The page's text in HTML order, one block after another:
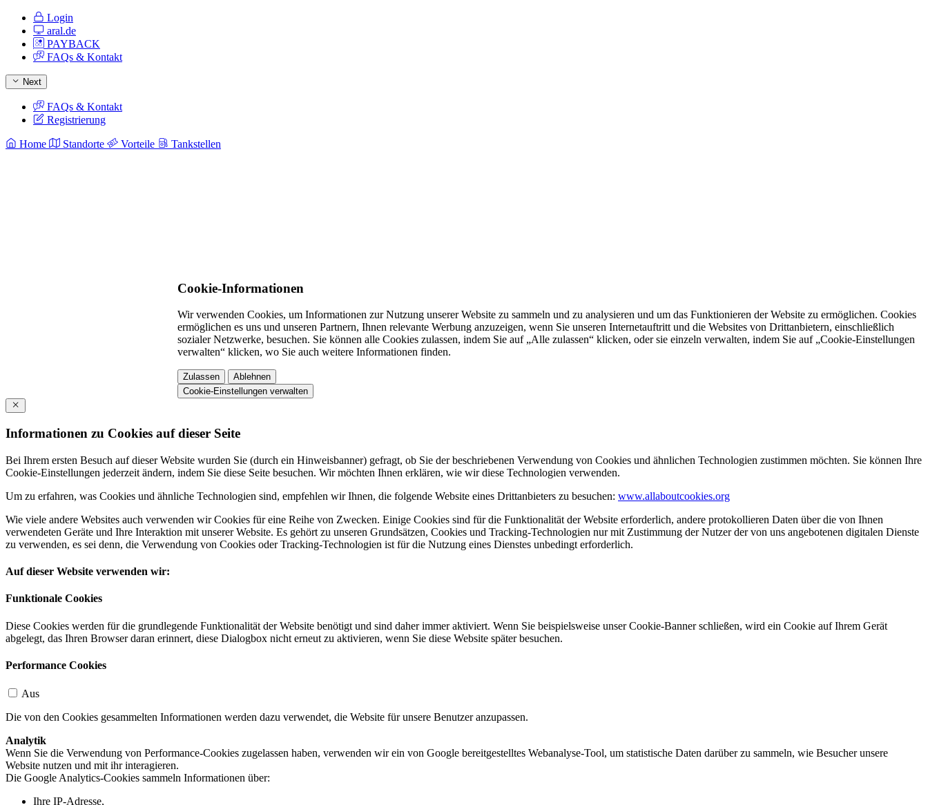
Login
aral.de
PAYBACK
FAQs & Kontakt
Next
FAQs & Kontakt
Registrierung
Home Standorte Vorteile Tankstellen
Cookie-Informationen
Wir verwenden Cookies, um Informationen zur Nutzung unserer Website zu sammeln und zu analysieren und um das Funktionieren der Website zu ermöglichen. Cookies
ermöglichen es uns und unseren Partnern, Ihnen relevante Werbung anzuzeigen, wenn Sie unseren Internetauftritt und die Websites von Drittanbietern, einschließlich
sozialer Netzwerke, besuchen. Sie können alle Cookies zulassen, indem Sie auf „Alle zulassen“ klicken, oder sie einzeln verwalten, indem Sie auf „Cookie-Einstellungen
verwalten“ klicken, wo Sie auch weitere Informationen finden.
Zulassen
Ablehnen
Cookie-Einstellungen verwalten
Informationen zu Cookies auf dieser Seite
Bei Ihrem ersten Besuch auf dieser Website wurden Sie (durch ein Hinweisbanner) gefragt, ob Sie der beschriebenen Verwendung von Cookies und ähnlichen Technologien zustimmen möchten. Sie können Ihre
Cookie-Einstellungen jederzeit ändern, indem Sie diese Seite besuchen. Wir möchten Ihnen erklären, wie wir diese Technologien verwenden.
Um zu erfahren, was Cookies und ähnliche Technologien sind, empfehlen wir Ihnen, die folgende Website eines Drittanbieters zu besuchen: www.allaboutcookies.org
Wie viele andere Websites auch verwenden wir Cookies für eine Reihe von Zwecken. Einige Cookies sind für die Funktionalität der Website erforderlich, andere protokollieren Daten über die von Ihnen
verwendeten Geräte und Ihre Interaktion mit unserer Website. Es gehört zu unseren Grundsätzen, Cookies und Tracking-Technologien nur mit Zustimmung der Nutzer der von uns angebotenen digitalen Dienste
zu verwenden, es sei denn, die Verwendung von Cookies oder Tracking-Technologien ist für die Nutzung eines Dienstes unbedingt erforderlich.
Auf dieser Website verwenden wir:
Funktionale Cookies
Diese Cookies werden für die grundlegende Funktionalität der Website benötigt und sind daher immer aktiviert. Wenn Sie beispielsweise unser Cookie-Banner schließen, wird ein Cookie auf Ihrem Gerät
abgelegt, das Ihren Browser daran erinnert, diese Dialogbox nicht erneut zu aktivieren, wenn Sie diese Website später besuchen.
Performance Cookies
Aus
Die von den Cookies gesammelten Informationen werden dazu verwendet, die Website für unsere Benutzer anzupassen.
Analytik
Wenn Sie die Verwendung von Performance-Cookies zugelassen haben, verwenden wir ein von Google bereitgestelltes Webanalyse-Tool, um statistische Daten darüber zu sammeln, wie Besucher unsere
Website nutzen und mit ihr interagieren.
Die Google Analytics-Cookies sammeln Informationen über:
Ihre IP-Adresse,